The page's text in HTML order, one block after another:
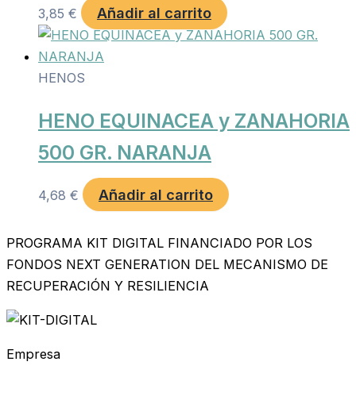
3,85 € Añadir al carrito
HENOS
HENO EQUINACEA y ZANAHORIA
500 GR. NARANJA
4,68 € Añadir al carrito
PROGRAMA KIT DIGITAL FINANCIADO POR LOS
FONDOS NEXT GENERATION DEL MECANISMO DE
RECUPERACIÓN Y RESILIENCIA
Empresa